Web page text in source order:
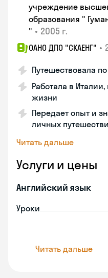
учреждение
образования "
" • 2005 г.
ОАНО ДПО "СКАЕНГ" •
Путешествовала
Работала в
жизни
Передает опыт и
личных
Читать дальше
Услуги и цены
Английский язык
Уроки
Читать дальше